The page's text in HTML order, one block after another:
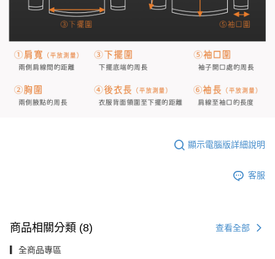
顯示電腦版詳細說明
客服
商品相關分類 (8) 查看全部
▎全商品專區